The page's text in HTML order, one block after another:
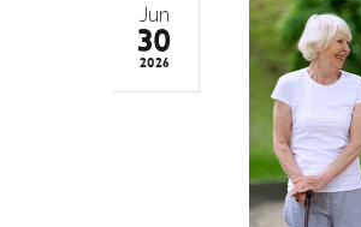
Jun
30
2026